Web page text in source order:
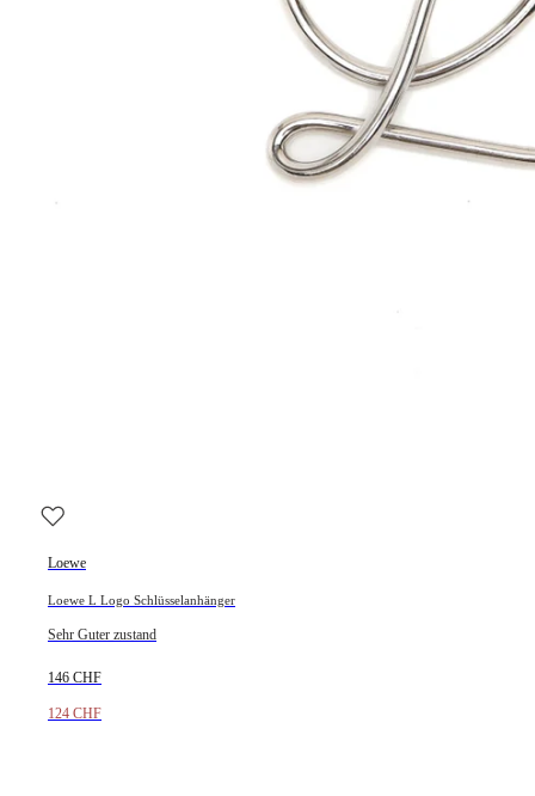
Loewe
Loewe L Logo Schlüsselanhänger
Sehr Guter zustand
146 CHF
124 CHF